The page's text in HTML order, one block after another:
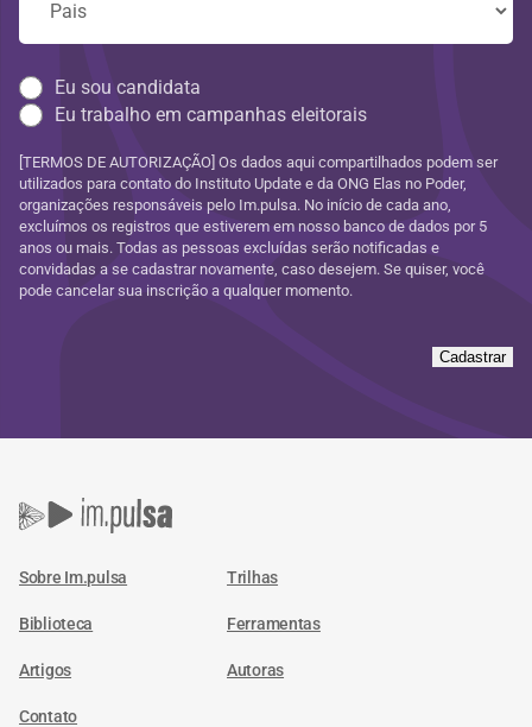
Eu sou candidata
Eu trabalho em campanhas eleitorais
[TERMOS DE AUTORIZAÇÃO] Os dados aqui compartilhados podem ser
utilizados para contato do Instituto Update e da ONG Elas no Poder,
organizações responsáveis pelo Im.pulsa. No início de cada ano,
excluímos os registros que estiverem em nosso banco de dados por 5
anos ou mais. Todas as pessoas excluídas serão notificadas e
convidadas a se cadastrar novamente, caso desejem. Se quiser, você
pode cancelar sua inscrição a qualquer momento.
Cadastrar
Sobre Im.pulsa Trilhas
Biblioteca Ferramentas
Artigos Autoras
Contato